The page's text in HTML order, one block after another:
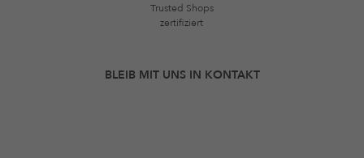
Trusted Shops
zertifiziert
BLEIB MIT UNS IN KONTAKT